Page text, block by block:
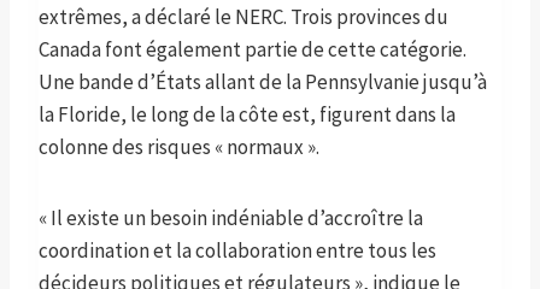
extrêmes, a déclaré le NERC. Trois provinces du
Canada font également partie de cette catégorie.
Une bande d’États allant de la Pennsylvanie jusqu’à
la Floride, le long de la côte est, figurent dans la
colonne des risques « normaux ».
« Il existe un besoin indéniable d’accroître la
coordination et la collaboration entre tous les
décideurs politiques et régulateurs », indique le